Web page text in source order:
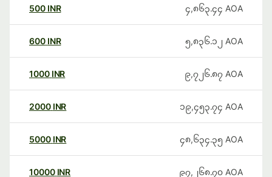
500 INR ၄,၈၆၃.၄၄ AOA
600 INR ၅,၈၃၆.၁၂ AOA
1000 INR ၉,၇၂၆.၈၇ AOA
2000 INR ၁၉,၄၅၃.၇၄ AOA
5000 INR ၄၈,၆၃၄.၃၅ AOA
10000 INR ၉၇,၂၆၈.၇၀ AOA